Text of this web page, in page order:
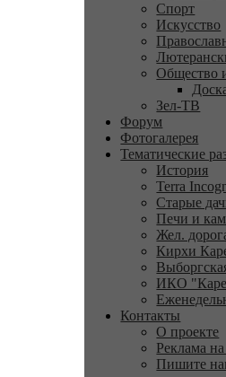
Спорт
Искусство
Общество
Зел-ТВ
Форум
Фотогалерея
Тематические
История
Terra
Старые
Печи и
Жел.
Кирхи
ИКО
Контакты
О проекте
Реклама на
Пишите